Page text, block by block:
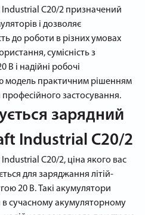
C20/2 призначений
і дозволяє
до роботи в різних умовах
сумісність з
і надійні робочі
модель практичним рішенням
професійного застосування.
зарядний
Industrial C20/2
C20/2, ціна якого вас
для заряджання літій-
20 В. Такі акумулятори
сучасному акумуляторному